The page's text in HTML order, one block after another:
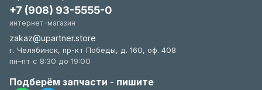
+7 (908) 93-5555-0
интернет-магазин
zakaz@upartner.store
г. Челябинск, пр-кт Победы, д. 160, оф. 408
пн–пт с 8:30 до 19:00
Подберём запчасти - пишите